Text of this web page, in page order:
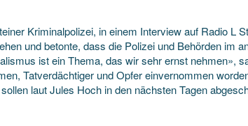
Kriminalpolizei, in einem Interview auf Radio L
und betonte, dass die Polizei und Behörden im
ist ein Thema, das wir sehr ernst nehmen»,
Tatverdächtiger und Opfer einvernommen
laut Jules Hoch in den nächsten Tagen